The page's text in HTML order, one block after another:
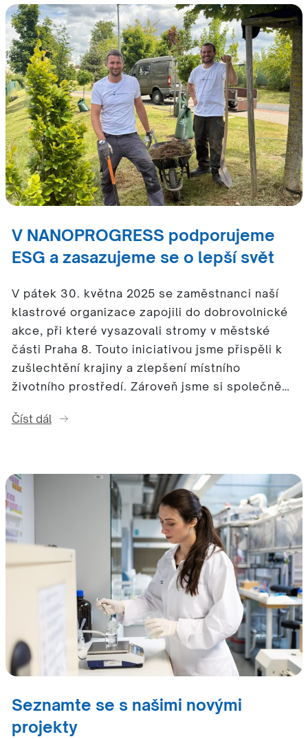
V NANOPROGRESS podporujeme
ESG a zasazujeme se o lepší svět
V pátek 30. května 2025 se zaměstnanci naší
klastrové organizace zapojili do dobrovolnické
akce, při které vysazovali stromy v městské
části Praha 8. Touto iniciativou jsme přispěli k
zušlechtění krajiny a zlepšení místního
životního prostředí. Zároveň jsme si společně…
Číst dál
Seznamte se s našimi novými
projekty